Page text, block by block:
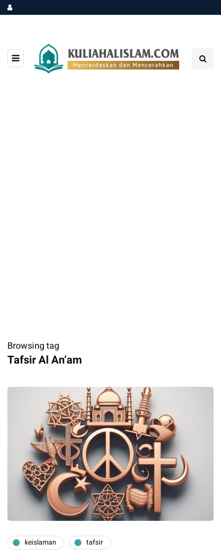
Browsing tag
Tafsir Al An’am
keislaman tafsir